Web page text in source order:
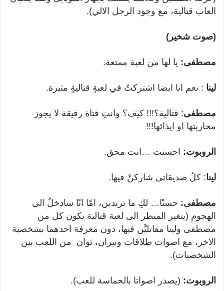
العاب قتالية، مع وجود الرجل الالي).
(صوت شخير)
مصطفى: يا لها من لعبة ممتعة.
لينا : نعم انا ايضا اشتركتُ في لعبةٍ قتاليةٍ مثيرة.
مصطفى: قتالية؟!!! كيف؟ وانتِ فتاة رقيقة لا يجوز
محاربتها او ايذائها!!!
الروبوت: احسنت …انت محق.
لينا: كلُ صديقاتي شاركنْ فيها.
مصطفى: حسنًا… لكِ ما تريدين، امّا انّا سادخلُ الى
الهجومِ (يتغير المنظر الى لعبة قتالية يكون كل من
مصطفى ولينا مقاتليَّن فيها، دون معرفة احدهما بشخصية
الاخر، مع اصوات طلاقات ونيران، ثوان من اللعب بين
الشخصيات).
الروبوت: (يصدر اصواتا بالحماسة للعب).